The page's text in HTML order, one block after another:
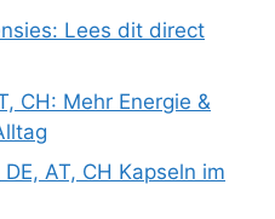
Lees dit direct
CH: Mehr Energie &
AT, CH Kapseln im